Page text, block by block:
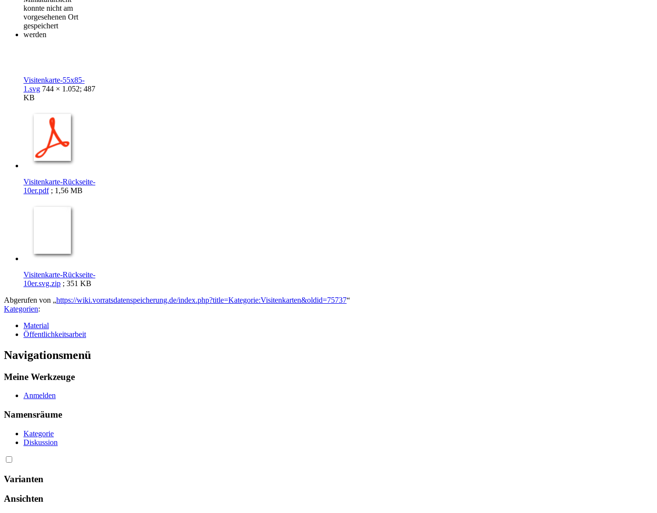
konnte nicht am
vorgesehenen Ort
gespeichert
werden
Visitenkarte-55x85-
1.svg 744 × 1.052; 487
KB
Visitenkarte-Rückseite-
10er.pdf; 1,56 MB
Visitenkarte-Rückseite-
10er.svg.zip ; 351 KB
Abgerufen von „https://wiki.vorratsdatenspeicherung.de/index.php?title=Kategorie:Visitenkarten&oldid=75737“
Kategorien:
Material
Öffentlichkeitsarbeit
Navigationsmenü
Meine Werkzeuge
Anmelden
Namensräume
Kategorie
Diskussion
Varianten
Ansichten